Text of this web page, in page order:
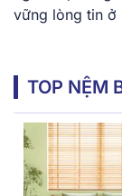
vững lòng tin ở
TOP NỆM